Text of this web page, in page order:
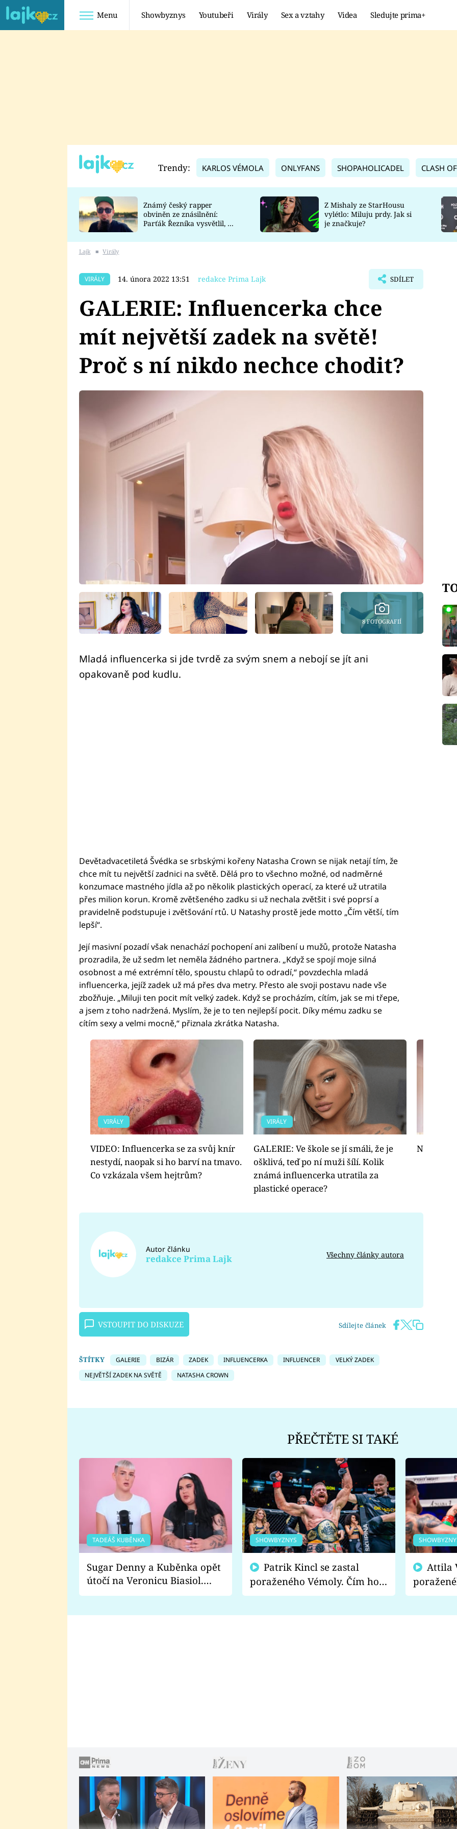
Menu Showbyznys Youtubeři Virály Sex a vztahy Videa Sledujte prima+
TADEÁŠ KUBĚNKA
DATEL
Trendy: KARLOS VÉMOLA ONLYFANS SHOPAHOLICADEL CLASH
Známý český rapper
obviněn ze znásilnění:
Parťák Řezníka vysvětlil, co
Z Mishaly ze StarHousu
vylétlo: Miluju prdy. Jak si
je značkuje?
Lajk ■ Virály
VIRÁLY 14. února 2022 13:51 redakce Prima Lajk SDÍLET
GALERIE: Influencerka chce
mít největší zadek na světě!
Proč s ní nikdo nechce chodit?
8 FOTOGRAFIÍ
Mladá influencerka si jde tvrdě za svým snem a nebojí se jít ani
opakovaně pod kudlu.
Devětadvacetiletá Švédka se srbskými kořeny Natasha Crown se nijak netají tím, že
chce mít tu největší zadnici na světě. Dělá pro to všechno možné, od nadměrné
konzumace mastného jídla až po několik plastických operací, za které už utratila
přes milion korun. Kromě zvětšeného zadku si už nechala zvětšit i své poprsí a
pravidelně podstupuje i zvětšování rtů. U Natashy prostě jede motto „Čím větší, tím
lepší“.
Její masivní pozadí však nenachází pochopení ani zalíbení u mužů, protože Natasha
prozradila, že už sedm let neměla žádného partnera. „Když se spojí moje silná
osobnost a mé extrémní tělo, spoustu chlapů to odradí,“ povzdechla mladá
influencerka, jejíž zadek už má přes dva metry. Přesto ale svoji postavu nade vše
zbožňuje. „Miluji ten pocit mít velký zadek. Když se procházím, cítím, jak se mi třepe,
a jsem z toho nadržená. Myslím, že je to ten nejlepší pocit. Díky mému zadku se
cítím sexy a velmi mocně,“ přiznala zkrátka Natasha.
VIRÁLY
VIDEO: Influencerka se za svůj knír
nestydí, naopak si ho barví na tmavo.
Co vzkázala všem hejtrům?
VIRÁLY
GALERIE: Ve škole se jí smáli, že je
ošklivá, teď po ní muži šílí. Kolik
známá influencerka utratila za
plastické operace?
Natasha
Autor článku
redakce Prima Lajk Všechny články autora
VSTOUPIT DO DISKUZE Sdílejte článek
ŠTÍTKY GALERIE BIZÁR ZADEK INFLUENCERKA INFLUENCER
VELKÝ ZADEK
NEJVĚTŠÍ ZADEK NA SVĚTĚ
NATASHA CROWN
PŘEČTĚTE SI TAKÉ
TADEÁŠ KUBĚNKA
Sugar Denny a Kuběnka opět
útočí na Veronicu Biasiol.
Proč je podle nich falešná a
SHOWBYZNYS
poraženého Vémoly. Čím ho
fanoušci naštvali?
chce